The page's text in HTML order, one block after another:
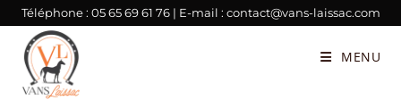
Téléphone : 05 65 69 61 76| E-mail : contact@vans-laissac.com
MENU